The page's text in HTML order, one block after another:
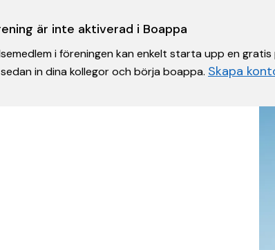
är inte aktiverad i Boappa
i föreningen kan enkelt starta upp en
in dina kollegor och börja boappa. Skapa